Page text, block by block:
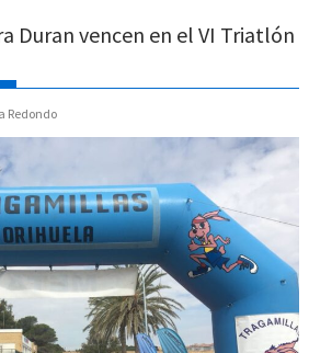
Duran vencen en el VI Triatlón
Redondo